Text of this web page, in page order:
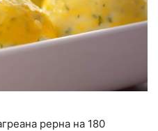
рерна на 180